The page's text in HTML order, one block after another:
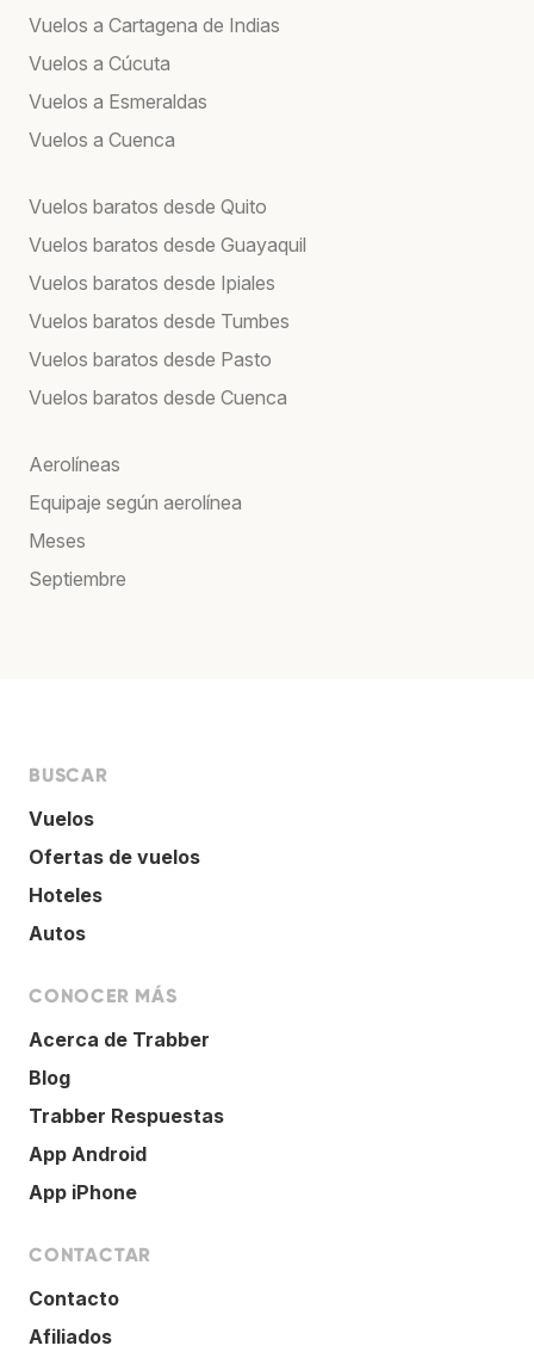
Vuelos a Cartagena de Indias
Vuelos a Cúcuta
Vuelos a Esmeraldas
Vuelos a Cuenca
Vuelos baratos desde Quito
Vuelos baratos desde Guayaquil
Vuelos baratos desde Ipiales
Vuelos baratos desde Tumbes
Vuelos baratos desde Pasto
Vuelos baratos desde Cuenca
Aerolíneas
Equipaje según aerolínea
Meses
Septiembre
BUSCAR
Vuelos
Ofertas de vuelos
Hoteles
Autos
CONOCER MÁS
Acerca de Trabber
Blog
Trabber Respuestas
App Android
App iPhone
CONTACTAR
Contacto
Afiliados